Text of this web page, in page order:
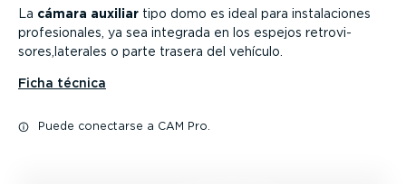
La cámara auxiliar tipo domo es ideal para insta­la­ciones
profe­sio­nales, ya sea integrada en los espejos retro­vi­
sores,laterales o parte trasera del vehículo.
Ficha técnica
Puede conectarse a CAM Pro.